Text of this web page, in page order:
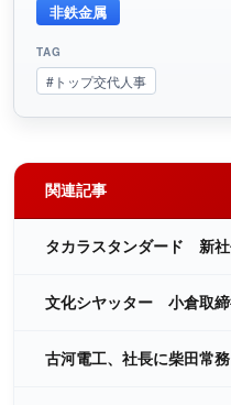
非鉄金属
TAG
#トップ交代人事
関連記事
タカラスタンダード 新
文化シヤッター 小倉取締
古河電工、社長に柴田常務